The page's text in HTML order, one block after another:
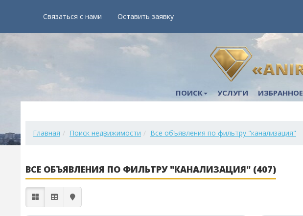
Связаться с нами Оставить заявку
ПОИСК УСЛУГИ ИЗБРАННОЕ
Главная Поиск недвижимости Все объявления по фильтру "канализация"
ВСЕ ОБЪЯВЛЕНИЯ ПО ФИЛЬТРУ "КАНАЛИЗАЦИЯ" (407)